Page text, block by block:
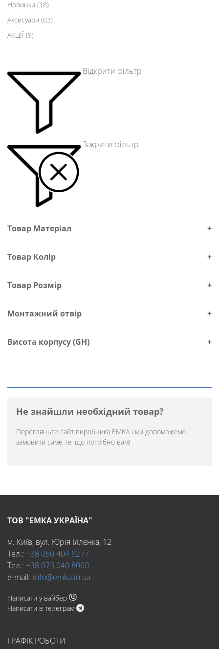
Новинки (18)
Аксесуари (63)
АКЦІЇ (9)
Відкрити фільтр
Закрити фільтр
Товар Матеріал +
Товар Колір +
Товар Розмір +
Монтажний отвір +
Висота корпусу (GH) +
Не знайшли необхідний товар?
Перегляньте сайт виробника EMKAі ми допоможемо
замовити саме те, що потрібно вам!
ТОВ "ЕМКА УКРАЇНА"
м. Київ, вул. Юрія Іллєнка, 12
Тел.: +38 050 404 8277
Тел.: +38 073 040 8060
e-mail: info@emka.in.ua
Написати у вайбер
Написати в телеграм
ГРАФІК РОБОТИ